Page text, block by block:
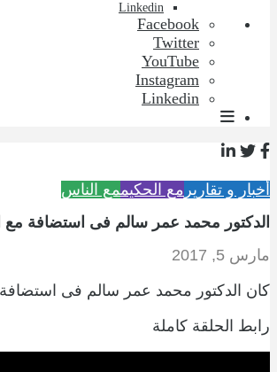
Linkedin
Facebook
Twitter
YouTube
Instagram
Linkedin
أخبار و تقارير مع الحكيممع الناس
الدكتور محمد عمر سالم فى استضافة مع
مارس 5, 2017
كان الدكتور محمد عمر سالم فى استضافة
رابط الحلقة كاملة